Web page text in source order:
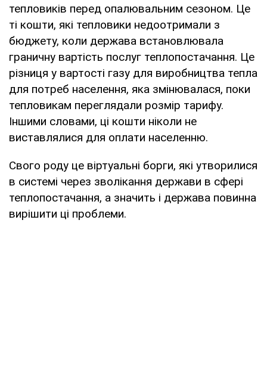
тепловиків перед опалювальним сезоном. Це
ті кошти, які тепловики недоотримали з
бюджету, коли держава встановлювала
граничну вартість послуг теплопостачання. Це
різниця у вартості газу для виробництва тепла
для потреб населення, яка змінювалася, поки
тепловикам переглядали розмір тарифу.
Іншими словами, ці кошти ніколи не
виставлялися для оплати населенню.
Свого роду це віртуальні борги, які утворилися
в системі через зволікання держави в сфері
теплопостачання, а значить і держава повинна
вирішити ці проблеми.